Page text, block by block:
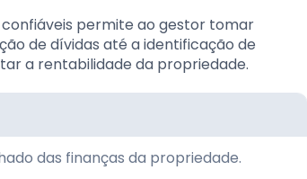
permite ao gestor tomar
de dívidas até a identificação de
a rentabilidade da propriedade.
das finanças da propriedade.